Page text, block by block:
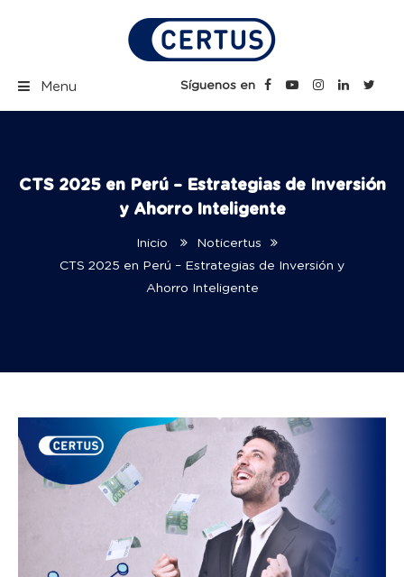
Certus Blog | Carreras
Menu Síguenos en
CTS 2025 en Perú – Estrategias de Inversión
y Ahorro Inteligente
Inicio
Noticertus
CTS 2025 en Perú – Estrategias de Inversión y
Ahorro Inteligente